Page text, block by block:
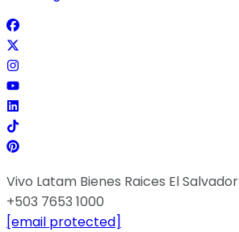
Vivo Latam Bienes Raices El Salvador
+503 7653 1000
[email protected]